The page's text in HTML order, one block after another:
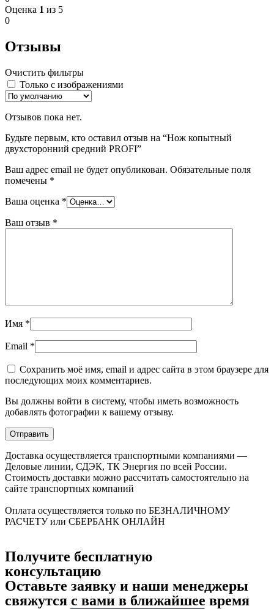
Оценка 1 из 5
0
Отзывы
Очистить фильтры
Только с изображениями
Отзывов пока нет.
Будьте первым, кто оставил отзыв на “Нож копытный
двухсторонний средний PROFI”
Ваш адрес email не будет опубликован. Обязательные поля
помечены *
Ваша оценка *
Ваш отзыв *
Имя *
Email *
Сохранить моё имя, email и адрес сайта в этом браузере для
последующих моих комментариев.
Вы должны войти в систему, чтобы иметь возможность
добавлять фотографии к вашему отзыву.
Доставка осуществляется транспортными компаниями —
Деловые линии, СДЭК, ТК Энергия по всей России.
Стоимость доставки можно рассчитать самостоятельно на
сайте транспортных компаний
Оплата осуществляется только по БЕЗНАЛИЧНОМУ
РАСЧЕТУ или СБЕРБАНК ОНЛАЙН
Получите бесплатную
консультацию
Оставьте заявку и наши менеджеры
свяжутся с вами в ближайшее время